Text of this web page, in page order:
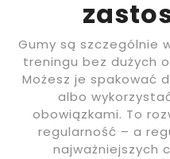
Gumy są szczególnie
treningu bez dużych
Możesz je spakować
albo
obowiązkami. To
regularność – a
najważniejszych